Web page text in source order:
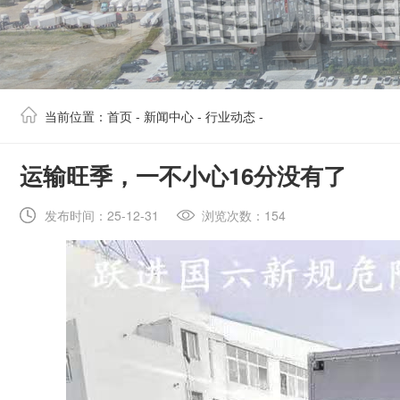
当前位置： 首页 - 新闻中心 - 行业动态 -
​运输旺季，一不小心16分没有了
发布时间：25-12-31 浏览次数：154